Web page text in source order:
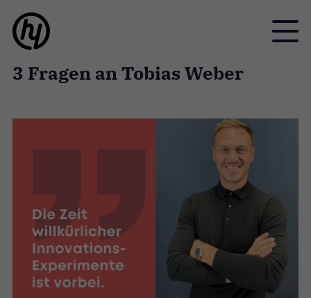
Toggle
3 Fragen an Tobias Weber